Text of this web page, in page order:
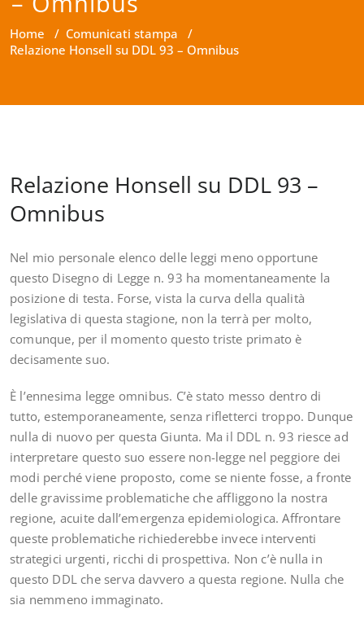
Home / Comunicati stampa /
Relazione Honsell su DDL 93 – Omnibus
Relazione Honsell su DDL 93 –
Omnibus
Nel mio personale elenco delle leggi meno opportune
questo Disegno di Legge n. 93 ha momentaneamente la
posizione di testa. Forse, vista la curva della qualità
legislativa di questa stagione, non la terrà per molto,
comunque, per il momento questo triste primato è
decisamente suo.
È l’ennesima legge omnibus. C’è stato messo dentro di
tutto, estemporaneamente, senza rifletterci troppo. Dunque
nulla di nuovo per questa Giunta. Ma il DDL n. 93 riesce ad
interpretare questo suo essere non-legge nel peggiore dei
modi perché viene proposto, come se niente fosse, a fronte
delle gravissime problematiche che affliggono la nostra
regione, acuite dall’emergenza epidemiologica. Affrontare
queste problematiche richiederebbe invece interventi
strategici urgenti, ricchi di prospettiva. Non c’è nulla in
questo DDL che serva davvero a questa regione. Nulla che
sia nemmeno immaginato.